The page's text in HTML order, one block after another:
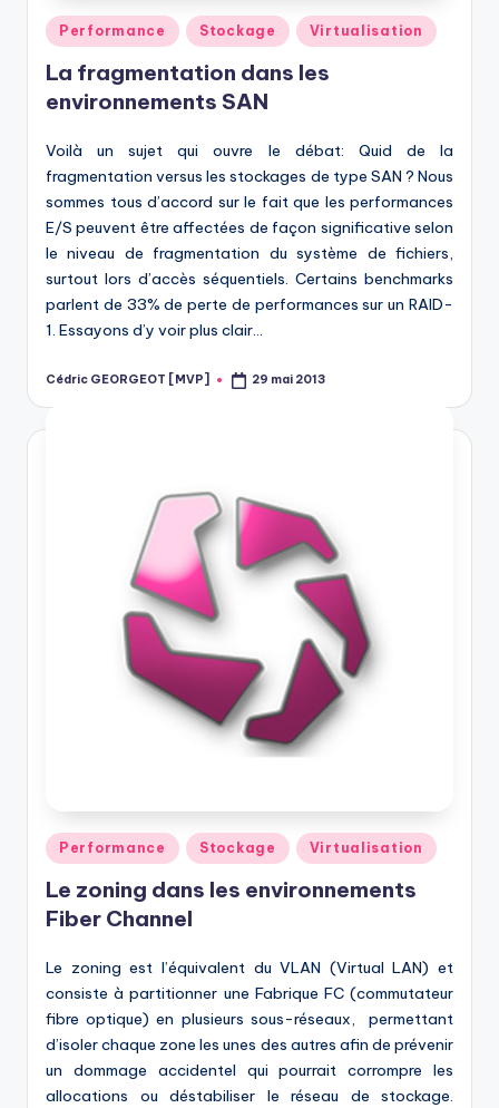
Posted
in
Performance Stockage Virtualisation
La fragmentation dans les
environnements SAN
Voilà un sujet qui ouvre le débat: Quid de la
fragmentation versus les stockages de type SAN ? Nous
sommes tous d’accord sur le fait que les performances
E/S peuvent être affectées de façon significative selon
le niveau de fragmentation du système de fichiers,
surtout lors d’accès séquentiels. Certains benchmarks
parlent de 33% de perte de performances sur un RAID-
1. Essayons d’y voir plus clair…
Posted
Cédric GEORGEOT [MVP] 29 mai 2013
Posted
in
Performance Stockage Virtualisation
Le zoning dans les environnements
Fiber Channel
Le zoning est l’équivalent du VLAN (Virtual LAN) et
consiste à partitionner une Fabrique FC (commutateur
fibre optique) en plusieurs sous-réseaux, permettant
d’isoler chaque zone les unes des autres afin de prévenir
un dommage accidentel qui pourrait corrompre les
allocations ou déstabiliser le réseau de stockage.